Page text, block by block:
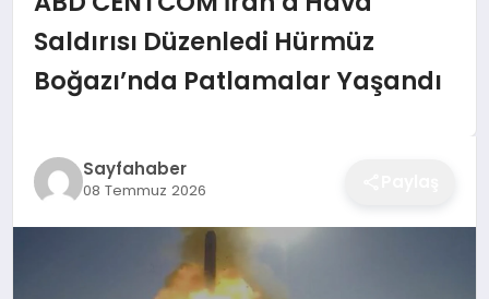
İZMIR HABERLERI
EKONOMI
Saldırısı Düzenledi Hürmüz
Boğazı’nda Patlamalar Yaşandı
Sayfahaber
08 Temmuz 2026